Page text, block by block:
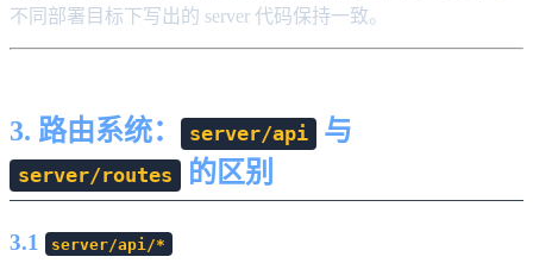
不同部署目标下写出的 server 代码保持一致。
3. 路由系统： server/api 与
server/routes 的区别
3.1 server/api/*